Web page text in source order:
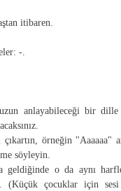
itibaren.
: -.
anlayabileceği bir
örneğin "Aaaaaa"
söyleyin.
geldiğinde o da aynı
(Küçük çocuklar için